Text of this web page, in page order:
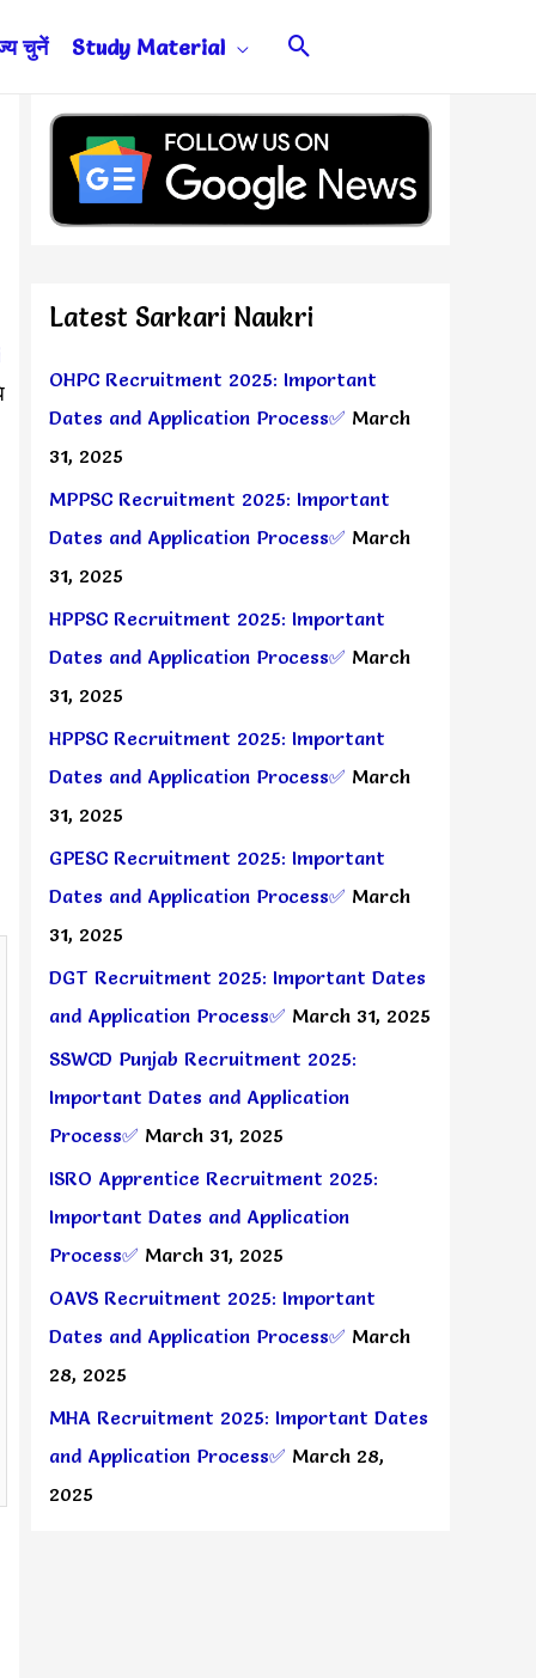
चुनें Study Material Search
Latest Sarkari Naukri
OHPC Recruitment 2025: Important
Dates and Application Process✅ March
31, 2025
MPPSC Recruitment 2025: Important
Dates and Application Process✅ March
31, 2025
HPPSC Recruitment 2025: Important
Dates and Application Process✅ March
31, 2025
HPPSC Recruitment 2025: Important
Dates and Application Process✅ March
31, 2025
GPESC Recruitment 2025: Important
Dates and Application Process✅ March
31, 2025
DGT Recruitment 2025: Important Dates
and Application Process✅ March 31, 2025
SSWCD Punjab Recruitment 2025:
Important Dates and Application
Process✅ March 31, 2025
ISRO Apprentice Recruitment 2025:
Important Dates and Application
Process✅ March 31, 2025
OAVS Recruitment 2025: Important
Dates and Application Process✅ March
28, 2025
MHA Recruitment 2025: Important Dates
and Application Process✅ March 28,
2025